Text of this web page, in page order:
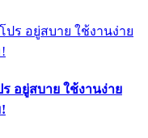
อยู่สบาย ใช้งานง่าย